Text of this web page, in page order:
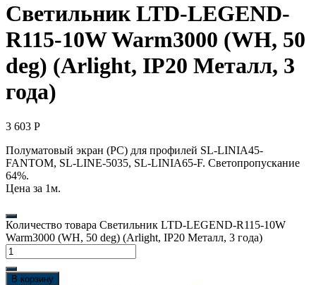
Светильник LTD-LEGEND-
R115-10W Warm3000 (WH, 50
deg) (Arlight, IP20 Металл, 3
года)
3 603 Р
Полуматовый экран (PC) для профилей SL-LINIA45-
FANTOM, SL-LINE-5035, SL-LINIA65-F. Светопропускание
64%.
Цена за 1м.
Количество товара Светильник LTD-LEGEND-R115-10W
Warm3000 (WH, 50 deg) (Arlight, IP20 Металл, 3 года)
В корзину